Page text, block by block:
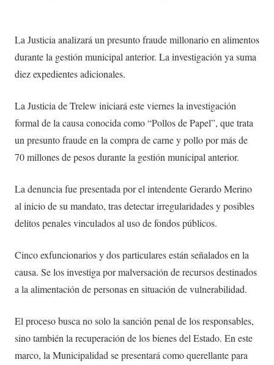
La Justicia analizará un presunto fraude millonario en alimentos
durante la gestión municipal anterior. La investigación ya suma
diez expedientes adicionales.
La Justicia de Trelew iniciará este viernes la investigación
formal de la causa conocida como “Pollos de Papel”, que trata
un presunto fraude en la compra de carne y pollo por más de
70 millones de pesos durante la gestión municipal anterior.
La denuncia fue presentada por el intendente Gerardo Merino
al inicio de su mandato, tras detectar irregularidades y posibles
delitos penales vinculados al uso de fondos públicos.
Cinco exfuncionarios y dos particulares están señalados en la
causa. Se los investiga por malversación de recursos destinados
a la alimentación de personas en situación de vulnerabilidad.
El proceso busca no solo la sanción penal de los responsables,
sino también la recuperación de los bienes del Estado. En este
marco, la Municipalidad se presentará como querellante para